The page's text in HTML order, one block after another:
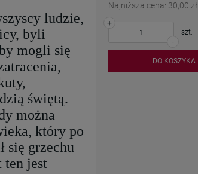
ludzie,
byli
mogli się
świętą.
można
który po
się grzechu
ten jest
Najniższa cena: 30,00 zł
-
+
szt.
DO KOSZYKA